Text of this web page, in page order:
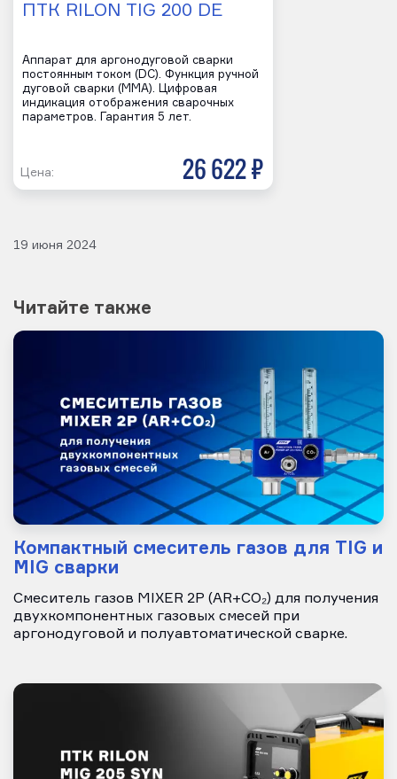
ПТК RILON TIG 200 DE
Аппарат для аргонодуговой сварки
постоянным током (DC). Функция ручной
дуговой сварки (MMA). Цифровая
индикация отображения сварочных
параметров. Гарантия 5 лет.
Цена: 26 622 р
19 июня 2024
Читайте также
Компактный смеситель газов для TIG и
MIG сварки
Смеситель газов MIXER 2Р (AR+CO₂) для получения
двухкомпонентных газовых смесей при
аргонодуговой и полуавтоматической сварке.